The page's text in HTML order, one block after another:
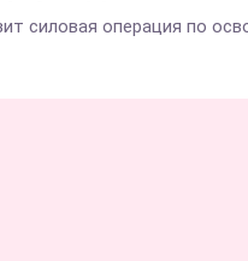
силовая операция по